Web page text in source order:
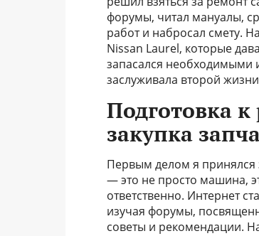
форумы, читал мануалы,
работ и набросал смету.
Nissan Laurel, которые
запасался необходимыми
заслуживала второй
Подготовка
закупка
Первым делом я принялся
— это не просто машина,
ответственно. Интернет
изучая форумы,
советы и рекомендации.